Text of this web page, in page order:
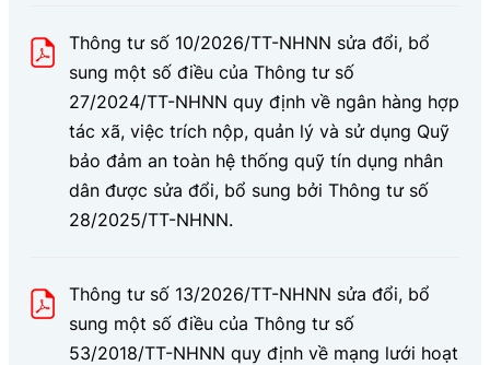
Thông tư số 10/2026/TT-NHNN sửa đổi, bổ
sung một số điều của Thông tư số
27/2024/TT-NHNN quy định về ngân hàng hợp
tác xã, việc trích nộp, quản lý và sử dụng Quỹ
bảo đảm an toàn hệ thống quỹ tín dụng nhân
dân được sửa đổi, bổ sung bởi Thông tư số
28/2025/TT-NHNN.
Thông tư số 13/2026/TT-NHNN sửa đổi, bổ
sung một số điều của Thông tư số
53/2018/TT-NHNN quy định về mạng lưới hoạt